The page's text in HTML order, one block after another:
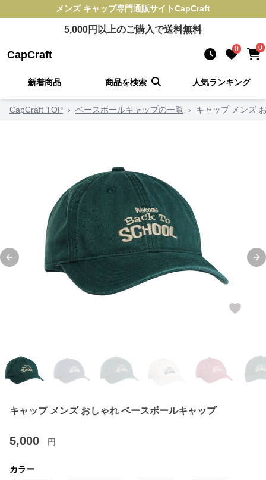
メンズ キャップ専門通販サイトCapCraft
5,000円以上のご購入で送料無料
CapCraft 0 0
新着商品 商品を検索 人気ランキング
CapCraft TOP › ベースボールキャップの一覧 › キャップ メンズ
Previous slide
キャップ メンズ おしゃれ ベースボールキャップ
5,000 円
カラー